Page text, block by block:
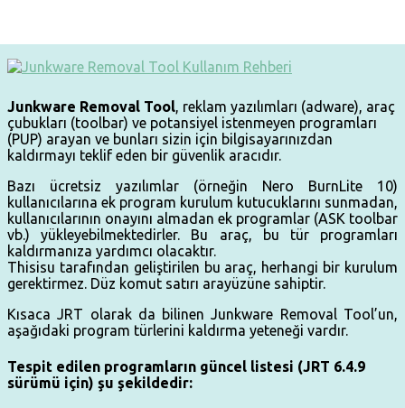
Junkware Removal Tool, reklam yazılımları (adware), araç
çubukları (toolbar) ve potansiyel istenmeyen programları
(PUP) arayan ve bunları sizin için bilgisayarınızdan
kaldırmayı teklif eden bir güvenlik aracıdır.
Bazı ücretsiz yazılımlar (örneğin Nero BurnLite 10)
kullanıcılarına ek program kurulum kutucuklarını sunmadan,
kullanıcılarının onayını almadan ek programlar (ASK toolbar
vb.) yükleyebilmektedirler. Bu araç, bu tür programları
kaldırmanıza yardımcı olacaktır.
Thisisu tarafından geliştirilen bu araç, herhangi bir kurulum
gerektirmez. Düz komut satırı arayüzüne sahiptir.
Kısaca JRT olarak da bilinen Junkware Removal Tool’un,
aşağıdaki program türlerini kaldırma yeteneği vardır.
Tespit edilen programların güncel listesi (JRT 6.4.9
sürümü için) şu şekildedir: